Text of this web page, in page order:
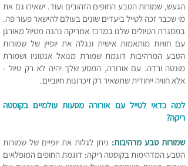
הגעש, שמורות הטבע החופים הזהובים ועוד. ישאירו גם את
מי שכבר זכה לטייל ביעדים שונים בעולם להישאר פעור פה.
במסגרת הטיולים שלנו במרכז אמריקה נהנה מטיול מאורגן
עם חוויות מותאמות אישית ונגלה את יופיין של שמורות
הטבע המרהיבות דוגמת שמורת מנואל אנטוניו ושמורת
מונטה ורדה. עם אורורה, המסע שלך יהיה לא רק טיול -
אלא חוויה ייחודית שתשאיר רק זיכרונות חיוביים.
למה כדאי לטייל עם אורורה מסעות עולמיים בקוסטה
ריקה?
שמורות טבע מרהיבות: ניתן לגלות את יופיים של שמורות
הטבע המדהימות בקוסטה ריקה: דוגמת החופים המופלאים